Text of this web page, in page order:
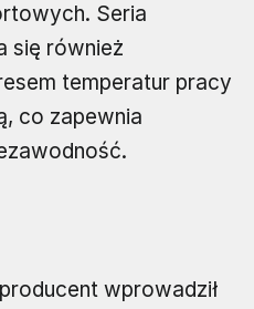
Seria
się również
temperatur pracy
co zapewnia
wprowadził